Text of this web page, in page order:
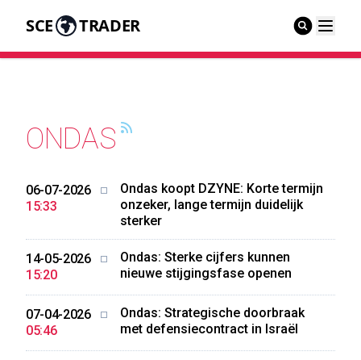
SCE TRADER
ONDAS
06-07-2026
15:33
Ondas koopt DZYNE: Korte termijn
onzeker, lange termijn duidelijk
sterker
14-05-2026
15:20
Ondas: Sterke cijfers kunnen
nieuwe stijgingsfase openen
07-04-2026
05:46
Ondas: Strategische doorbraak
met defensiecontract in Israël